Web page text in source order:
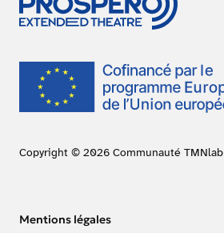
Copyright © 2026 Communauté TMNlab
Mentions légales